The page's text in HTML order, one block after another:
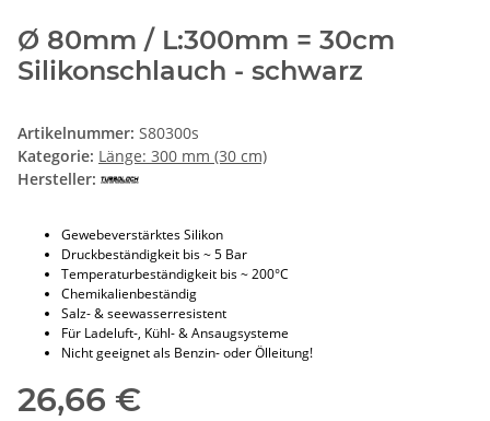
Ø 80mm / L:300mm = 30cm
Silikonschlauch - schwarz
Artikelnummer: S80300s
Kategorie: Länge: 300 mm (30 cm)
Hersteller:
Gewebeverstärktes Silikon
Druckbeständigkeit bis ~ 5 Bar
Temperaturbeständigkeit bis ~ 200°C
Chemikalienbeständig
Salz- & seewasserresistent
Für Ladeluft-, Kühl- & Ansaugsysteme
Nicht geeignet als Benzin- oder Ölleitung!
26,66 €